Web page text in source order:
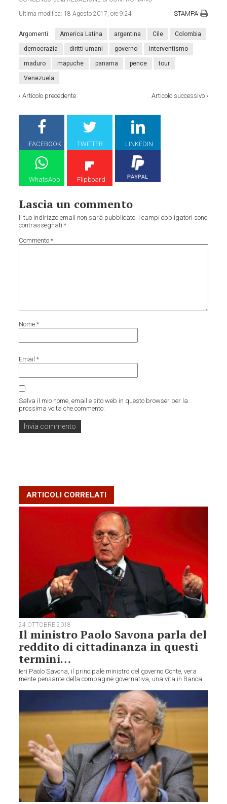
Ultima modifica: 18 Agosto 2017, ore 9:24 STAMPA
Argomenti: America Latina argentina Cile Colombia
democrazia diritti umani governo interventismo
maduro mapuche panama pence tour
Venezuela
‹Articolo precedente Articolo successivo›
FACEBOOK TWITTER LINKEDIN
WhatsApp Flipboard
Lascia un commento
Il tuo indirizzo email non sarà pubblicato. I campi obbligatori sono
contrassegnati*
Commento*
Nome*
Email*
Salva il mio nome, email e sito web in questo browser per la
prossima volta che commento.
ARTICOLI CORRELATI
24 OTTOBRE 2018
Il ministro Paolo Savona parla del
reddito di cittadinanza in questi
termini…
Ieri Paolo Savona, il principale ministro del governo Conte, vera
mente pensante della compagine governativa, una vita in Banca...